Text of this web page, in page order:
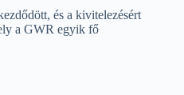
és a kivitelezésért
a GWR egyik fő